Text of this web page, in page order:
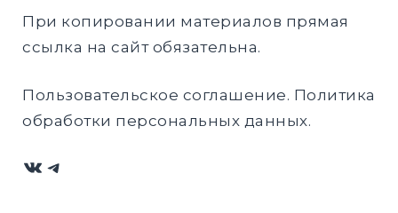
При копировании материалов прямая
ссылка на сайт обязательна.
Пользовательское соглашение. Политика
обработки персональных данных.
ВКонтакте
Telegram